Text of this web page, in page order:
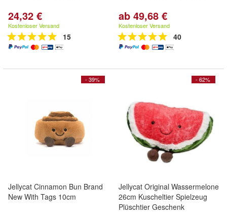
24,32 €
Kostenloser Versand
15
ab 49,68 €
Kostenloser Versand
40
- 39%
Jellycat Cinnamon Bun Brand
New With Tags 10cm
- 62%
Jellycat Original Wassermelone
26cm Kuscheltier Spielzeug
Plüschtier Geschenk